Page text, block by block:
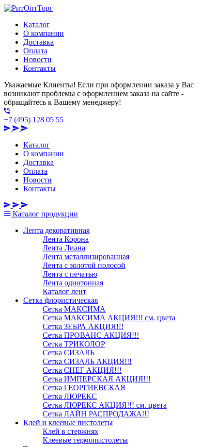
Каталог
О компании
Доставка
Оплата
Новости
Контакты
Уважаемые Клиенты! Если при оформлении заказа у Вас
возникают проблемы с оформлением заказа на сайте -
обращайтесь к Вашему менеджеру!
+7 (495) 128 05 55
Каталог
О компании
Доставка
Оплата
Новости
Контакты
Каталог продукции
Лента декоративная
Лента Корона
Лента Лиана
Лента металлизированная
Лента с золотой полосой
Лента с печатью
Лента однотонная
Каталог лент
Сетка флористическая
Сетка МАКСИМА
Сетка МАКСИМА АКЦИЯ!!! см. цвета
Сетка ЗЕБРА АКЦИЯ!!!
Сетка ПРОВАНС АКЦИЯ!!!
Сетка ТРИКОЛОР
Сетка СИЗАЛЬ
Сетка СИЗАЛЬ АКЦИЯ!!!
Сетка СНЕГ АКЦИЯ!!!
Сетка ИМПЕРСКАЯ АКЦИЯ!!!
Сетка ГЕОРГИЕВСКАЯ
Сетка ЛЮРЕКС
Сетка ЛЮРЕКС АКЦИЯ!!! см. цвета
Сетка ЛАЙН РАСПРОДАЖА!!!
Клей и клеевые пистолеты
Клей в стержнях
Клеевые термопистолеты